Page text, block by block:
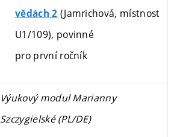
vědách 2 (Jamrichová, místnost
U1/109), povinné
pro první ročník
Výukový modul Marianny
Szczygielské (PL/DE)